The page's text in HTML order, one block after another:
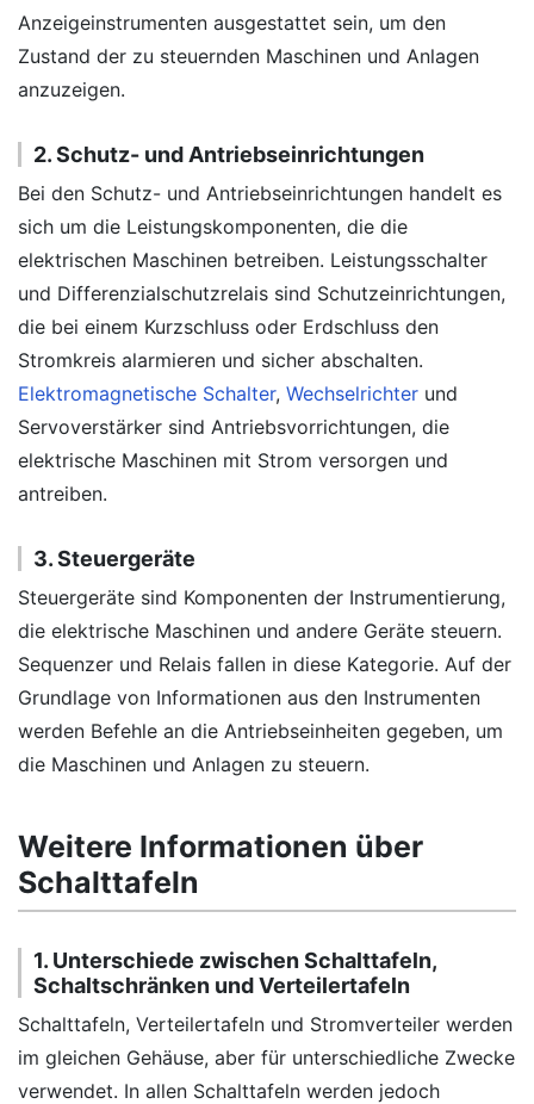
Anzeigeinstrumenten ausgestattet sein, um den
Zustand der zu steuernden Maschinen und Anlagen
anzuzeigen.
2. Schutz- und Antriebseinrichtungen
Bei den Schutz- und Antriebseinrichtungen handelt es
sich um die Leistungskomponenten, die die
elektrischen Maschinen betreiben. Leistungsschalter
und Differenzialschutzrelais sind Schutzeinrichtungen,
die bei einem Kurzschluss oder Erdschluss den
Stromkreis alarmieren und sicher abschalten.
Elektromagnetische Schalter, Wechselrichter und
Servoverstärker sind Antriebsvorrichtungen, die
elektrische Maschinen mit Strom versorgen und
antreiben.
3. Steuergeräte
Steuergeräte sind Komponenten der Instrumentierung,
die elektrische Maschinen und andere Geräte steuern.
Sequenzer und Relais fallen in diese Kategorie. Auf der
Grundlage von Informationen aus den Instrumenten
werden Befehle an die Antriebseinheiten gegeben, um
die Maschinen und Anlagen zu steuern.
Weitere Informationen über
Schalttafeln
1. Unterschiede zwischen Schalttafeln,
Schaltschränken und Verteilertafeln
Schalttafeln, Verteilertafeln und Stromverteiler werden
im gleichen Gehäuse, aber für unterschiedliche Zwecke
verwendet. In allen Schalttafeln werden jedoch